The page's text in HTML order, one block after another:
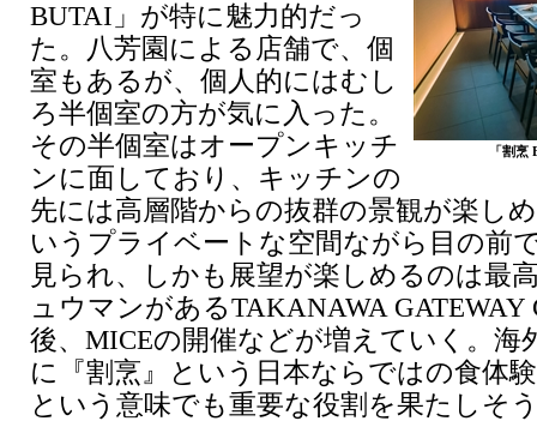
「割烹
BUTAI」が特に魅力的だっ
た。八芳園による店舗で、個
室もあるが、個人的にはむし
ろ半個室の方が気に入った。
その半個室はオープンキッチ
ンに面しており、キッチンの
先には高層階からの抜群の景観が楽し
いうプライベートな空間ながら目の前
見られ、しかも展望が楽しめるのは最
ュウマンがあるTAKANAWA
後、MICEの開催などが増えていく。海
に『割烹』という日本ならではの食体
という意味でも重要な役割を果たしそ